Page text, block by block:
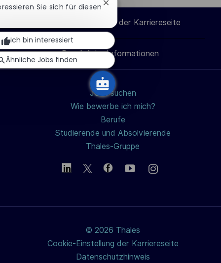
l
c
h
u
n
LinkedIn
teilen
Facebook
teilen
Twitter
teilen
E-
Mail
teilen
Cookie-Einstellungen der Karriereseite
Persönliche Informationen
Jobs suchen
Wie bewerbe ich mich?
Berufe
Studierende und Absolvierende
Thales-Gruppe
© 2026 Thales
Cookie-Einstellung der Karriereseite
Datenschutzhinweis
Sie sich für diesen Chatbot-
schließen
Ich bin interessiert
Ähnliche Jobs finden